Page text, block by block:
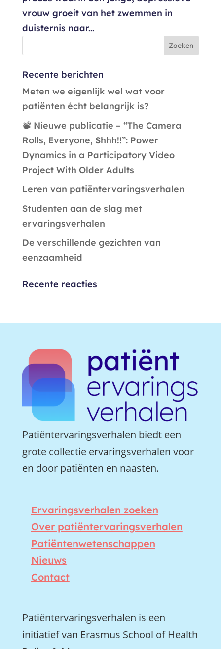
vrouw groeit van het zwemmen in
duisternis naar...
Recente berichten
Meten we eigenlijk wel wat voor
patiënten écht belangrijk is?
📽️ Nieuwe publicatie – “The Camera
Rolls, Everyone, Shhh!!”: Power
Dynamics in a Participatory Video
Project With Older Adults
Leren van patiëntervaringsverhalen
Studenten aan de slag met
ervaringsverhalen
De verschillende gezichten van
eenzaamheid
Recente reacties
Patiëntervaringsverhalen biedt een
grote collectie ervaringsverhalen voor
en door patiënten en naasten.
Ervaringsverhalen zoeken
Over patiëntervaringsverhalen
Patiëntenwetenschappen
Nieuws
Contact
Patiëntervaringsverhalen is een
initiatief van Erasmus School of Health